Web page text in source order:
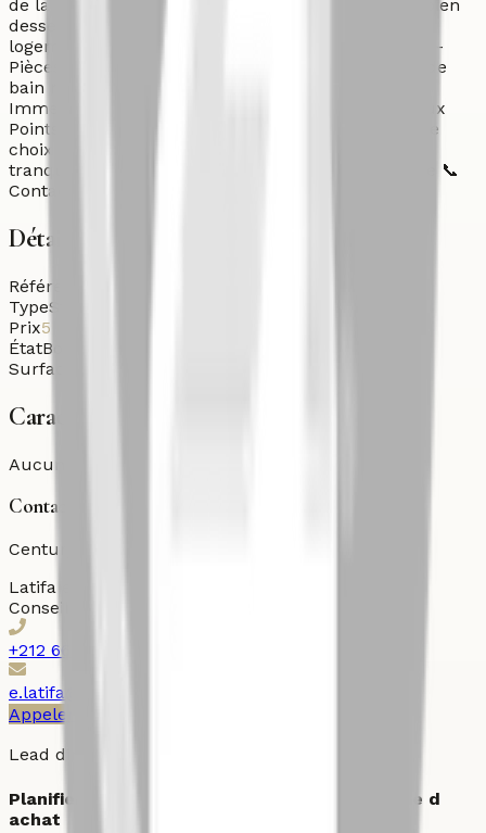
de la rue Agadir. Quartier calme, sécurisé et très bien
desservi : commerces, cafés, transport à pied. Le
logement : - Surface : 70m² spacieux et lumineux -
Pièces : 1 grande chambre, cuisine équipée, salle de
bain moderne - Étage : 3ème étage - Résidence :
Immeuble bien entretenu, propre, voisinage sérieux
Points forts : Meublé clé en main, emplacement de
choix près rue Agadir, résidence entretenue =
tranquillité assurée. Sans ascenseur - Sans garage 📞
Contact : 0661310041
Détails
Référence
TypeStudio
Prix5 000
ÉtatBon état
Surface habitable
Caractéristiques
Aucune caractéristique spécifique.
Contactez l'agent
Century 21 Ollier
Latifa
Conseiller immobilier
+212 661310041
e.latifa@century21ollier.com
Appeler
Lead direct
Planifier une visite ou demander une strategie d
achat